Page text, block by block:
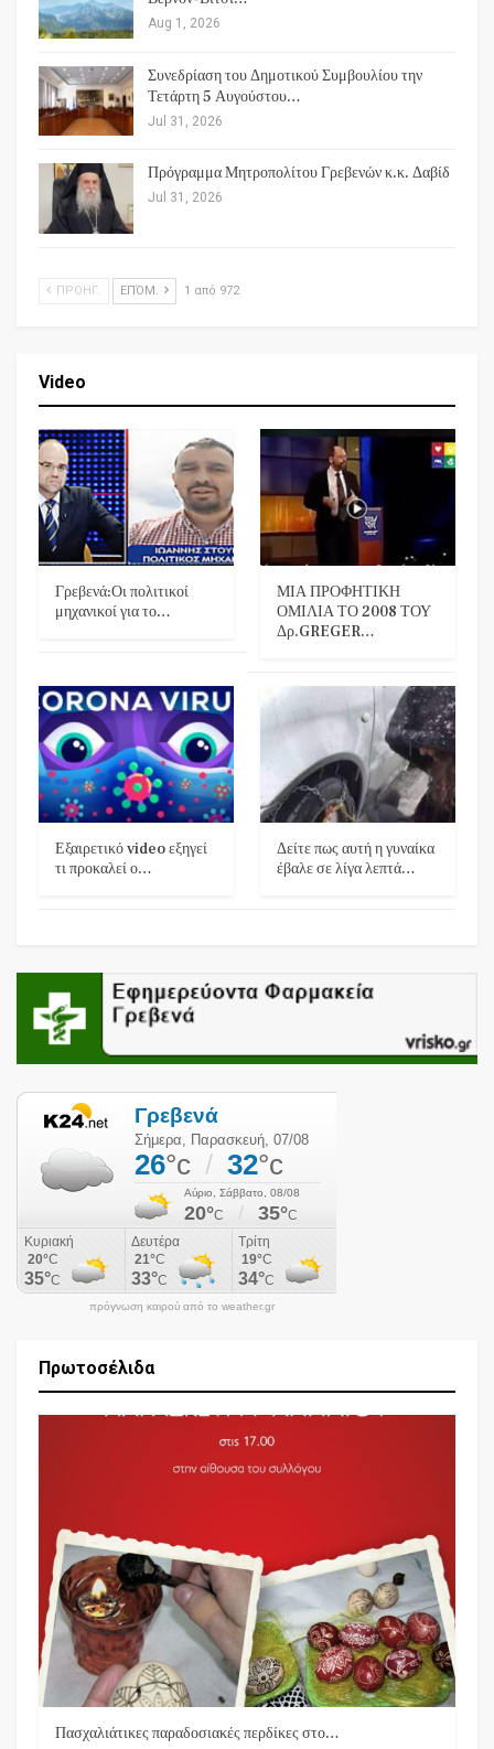
Aug 1, 2026
Συνεδρίαση του Δημοτικού Συμβουλίου την
Τετάρτη 5 Αυγούστου…
Jul 31, 2026
Πρόγραμμα Μητροπολίτου Γρεβενών κ.κ. Δαβίδ
Jul 31, 2026
ΠΡΟΗΓ. ΕΠΌΜ. 1 από 972
Video
Γρεβενά:Οι πολιτικοί
μηχανικοί για το…
ΜΙΑ ΠΡΟΦΗΤΙΚΗ
ΟΜΙΛΙΑ ΤΟ 2008 ΤΟΥ
Δρ.GREGER…
Εξαιρετικό video εξηγεί
τι προκαλεί ο…
Δείτε πως αυτή η γυναίκα
έβαλε σε λίγα λεπτά…
πρόγνωση καιρού από το weather.gr
Πρωτοσέλιδα
Πασχαλιάτικες παραδοσιακές περδίκες στο…